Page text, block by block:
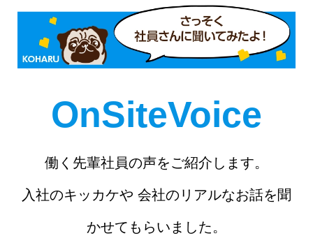
OnSiteVoice
働く先輩社員の声をご紹介します。
入社のキッカケや 会社のリアルなお話を聞
かせてもらいました。